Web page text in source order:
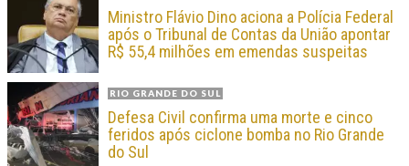
Ministro Flávio Dino aciona a Polícia Federal
após o Tribunal de Contas da União apontar
R$ 55,4 milhões em emendas suspeitas
RIO GRANDE DO SUL
Defesa Civil confirma uma morte e cinco
feridos após ciclone bomba no Rio Grande
do Sul